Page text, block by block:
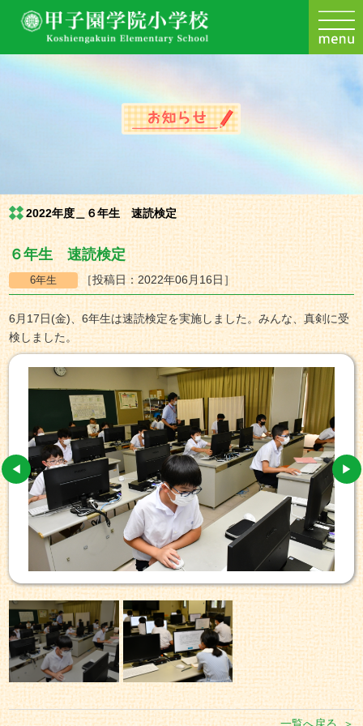
2022年度＿６年生 速読検定
６年生 速読検定
［投稿日：2022年06月16日］
6月17日(金)、6年生は速読検定を実施しました。みんな、真剣に受
検しました。